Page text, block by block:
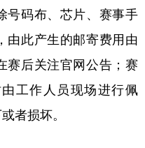
号码布、芯片、赛事手
由此产生的邮寄费用由
赛后关注官网公告；赛
工作人员现场进行佩
者损坏。